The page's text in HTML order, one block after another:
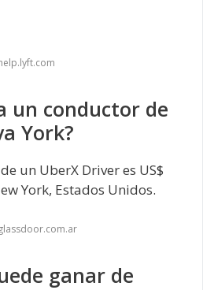
un conductor de
York?
un UberX Driver es US$
York, Estados Unidos.
ganar de